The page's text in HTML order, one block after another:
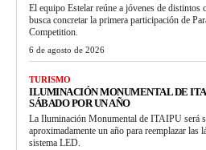
El equipo Estelar reúne a jóvenes de distintos
busca concretar la primera participación de
Competition.
6 de agosto de 2026
TURISMO
ILUMINACIÓN MONUMENTAL DE
SÁBADO POR UN AÑO
La Iluminación Monumental de ITAIPU será
aproximadamente un año para reemplazar las
sistema LED.